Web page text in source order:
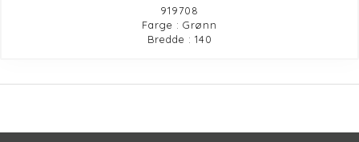
919708
Farge : Grønn
Bredde : 140